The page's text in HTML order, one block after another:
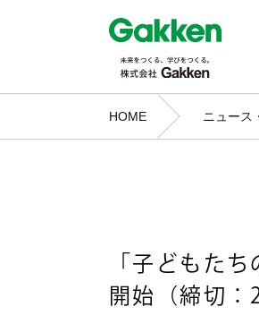
HOME ニュース
「子どもた
開始（締切：